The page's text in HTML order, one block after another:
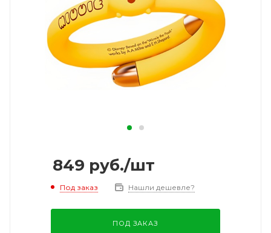
849 руб./шт
Под заказ Нашли дешевле?
ПОД ЗАКАЗ